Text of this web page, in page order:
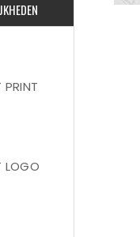
LOGO